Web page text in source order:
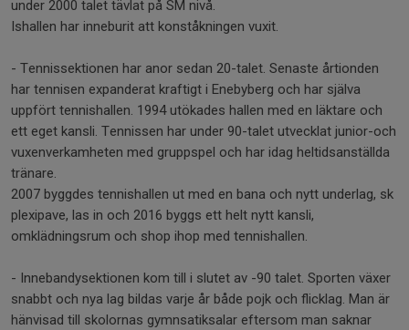
under 2000 talet tävlat på SM nivå.
Ishallen har inneburit att konståkningen vuxit.
- Tennissektionen har anor sedan 20-talet. Senaste årtionden
har tennisen expanderat kraftigt i Enebyberg och har själva
uppfört tennishallen. 1994 utökades hallen med en läktare och
ett eget kansli. Tennissen har under 90-talet utvecklat junior-och
vuxenverkamheten med gruppspel och har idag heltidsanställda
tränare.
2007 byggdes tennishallen ut med en bana och nytt underlag, sk
plexipave, las in och 2016 byggs ett helt nytt kansli,
omklädningsrum och shop ihop med tennishallen.
- Innebandysektionen kom till i slutet av -90 talet. Sporten växer
snabbt och nya lag bildas varje år både pojk och flicklag. Man är
hänvisad till skolornas gymnsatiksalar eftersom man saknar